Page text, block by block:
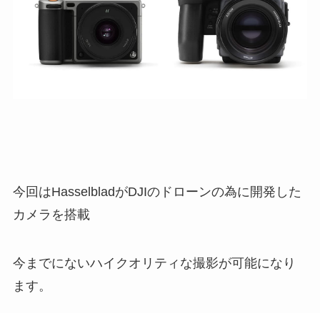
今回はHasselbladがDJIのドローンの為に開発した
カメラを搭載
今までにないハイクオリティな撮影が可能になり
ます。